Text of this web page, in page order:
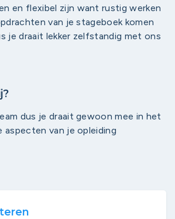
en flexibel zijn want rustig werken
van je stageboek komen
je draait lekker zelfstandig met ons
dus je draait gewoon mee in het
aspecten van je opleiding